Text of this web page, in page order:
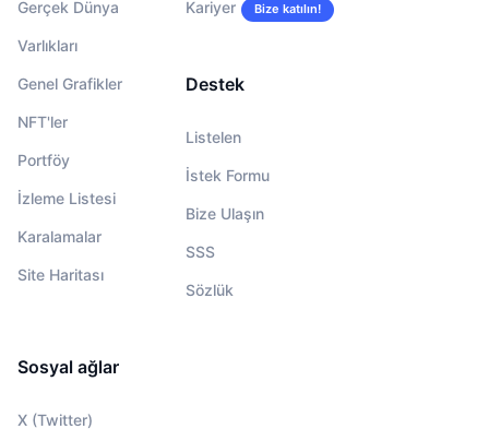
Gerçek Dünya
Varlıkları
Genel Grafikler
NFT'ler
Portföy
İzleme Listesi
Karalamalar
Site Haritası
Kariyer Bize katılın!
Destek
Listelen
İstek Formu
Bize Ulaşın
SSS
Sözlük
Sosyal ağlar
X (Twitter)